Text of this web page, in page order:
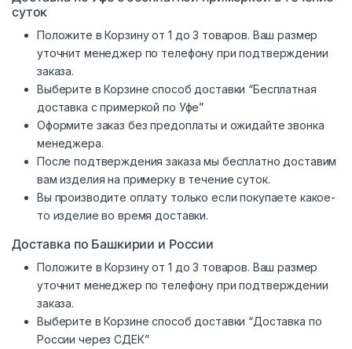
суток
Положите в Корзину от 1 до 3 товаров. Ваш размер
уточнит менеджер по телефону при подтверждении
заказа.
Выберите в Корзине способ доставки “Бесплатная
доставка с примеркой по Уфе”
Оформите заказ без предоплаты и ожидайте звонка
менеджера.
После подтверждения заказа мы бесплатно доставим
вам изделия на примерку в течение суток.
Вы производите оплату только если покупаете какое-
то изделие во время доставки.
Доставка по Башкирии и России
Положите в Корзину от 1 до 3 товаров. Ваш размер
уточнит менеджер по телефону при подтверждении
заказа.
Выберите в Корзине способ доставки “Доставка по
России через СДЕК”